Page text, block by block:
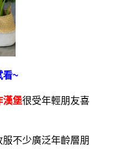
看~
漢堡很受年輕朋友喜
服不少廣泛年齡層朋